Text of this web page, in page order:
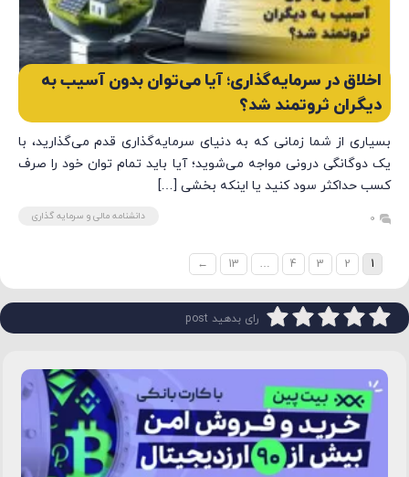
اخلاق در سرمایه‌گذاری؛ آیا می‌توان بدون آسیب به
دیگران ثروتمند شد؟
بسیاری از شما زمانی که به دنیای سرمایه‌گذاری قدم می‌گذارید، با
یک دوگانگی درونی مواجه می‌شوید؛ آیا باید تمام توان خود را صرف
کسب حداکثر سود کنید یا اینکه بخشی […]
0 دانشنامه مالی و سرمایه گذاری
1
2
3
4
…
13
←
رای بدهید post